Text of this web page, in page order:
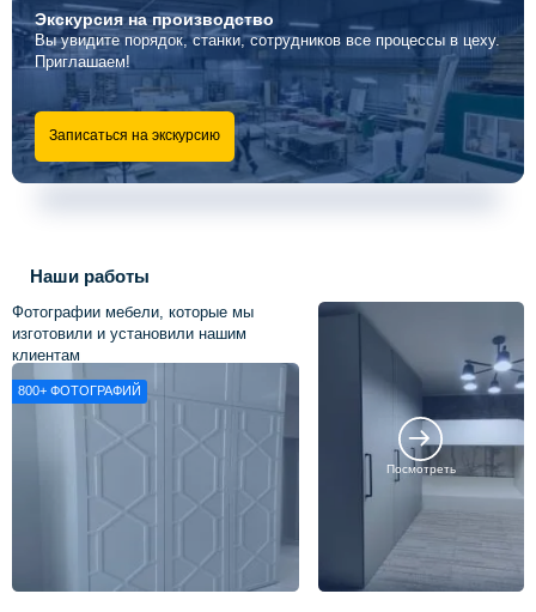
Экскурсияна производство
Вы увидите порядок, станки, сотрудников все процессы в цеху.
Приглашаем!
Записаться на экскурсию
Наши работы
Фотографии мебели, которые мы
изготовили и установили нашим
клиентам
800+ ФОТОГРАФИЙ
Посмотреть